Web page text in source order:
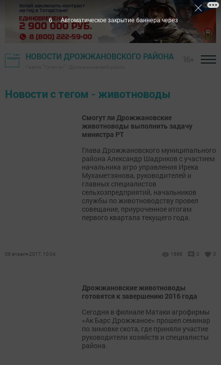
НОВОСТИ ДРОЖЖАНОВСКОГО РАЙОНА
Новости с тегом - животноводы
Смогут ли Дрожжановские
животноводы выполнить задачу
министра РТ
Глава Дрожжановского муниципального
района Александр Шадриков с участием
начальника агро управления Ирека
Мухаметзянова, руководителей и
главных специалистов
сельхозпредприятий, начальников
службы по животноводству провел
совещание, приуроченное итогам
первого квартала текущего года.
09 апреля 2017, 10:04 1668 0 0
Дрожжановские животноводы
готовятся к завершению 2016 года
Сегодня в филиале Матаки агрофирмы
«Ак Барс Дрожжаное» прошел семинар
по зимовке скота, где приняли участие
руководители хозяйств и специалисты
района.
5 Автоматическое закрытие баннера через